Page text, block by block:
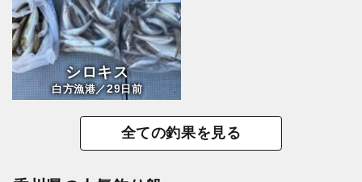
シロキス
白方漁港／29日前
全ての釣果を見る